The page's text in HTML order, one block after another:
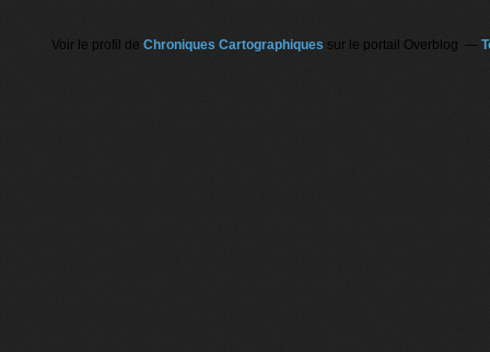
Voir le profil de Chroniques Cartographiques sur le portail Overblog